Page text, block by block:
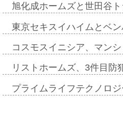
旭化成ホームズと世田谷
東京セキスイハイムとベ
コスモスイニシア、マン
リストホームズ、3件目
プライムライフテクノロ